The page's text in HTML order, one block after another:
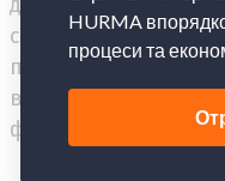
сьогоднішній день
потоки навчання,
виключно онлайн, а
формат.